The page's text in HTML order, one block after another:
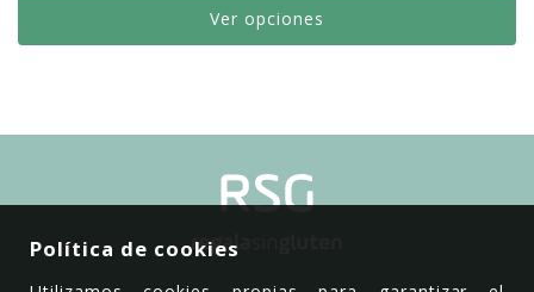
Ver opciones
Política de cookies